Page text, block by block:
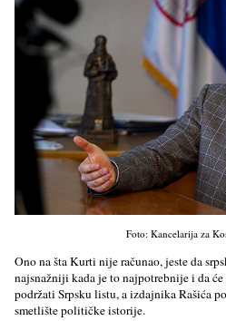
Foto: Kancelarija za
Ono na šta Kurti nije računao, jeste da
najsnažniji kada je to najpotrebnije i da
podržati Srpsku listu, a izdajnika Rašića
smetlište političke istorije.